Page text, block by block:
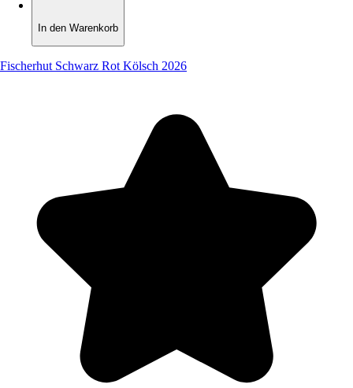
In den Warenkorb
Fischerhut Schwarz Rot Kölsch 2026